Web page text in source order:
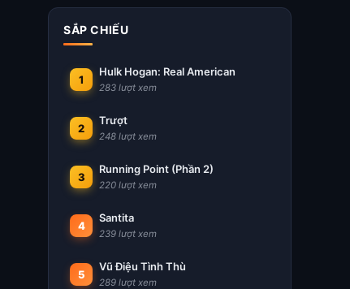
SẮP CHIẾU
1
Hulk Hogan: Real American
283 lượt xem
2
Trượt
248 lượt xem
3
Running Point (Phần 2)
220 lượt xem
4
Santita
239 lượt xem
5
Vũ Điệu Tình Thù
289 lượt xem